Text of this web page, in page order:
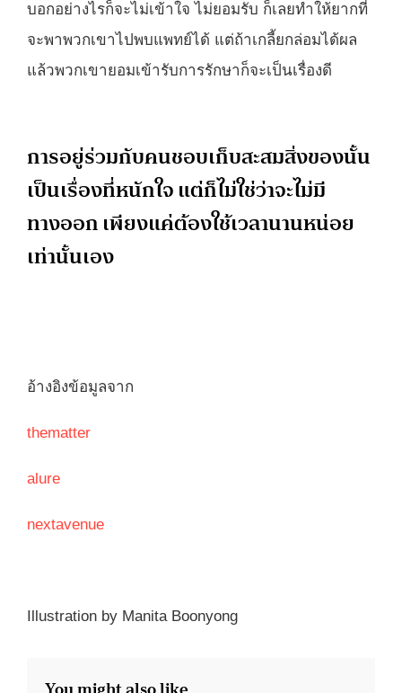
บอกอย่างไรก็จะไม่เข้าใจ ไม่ยอมรับ ก็เลยทำให้ยากที่
จะพาพวกเขาไปพบแพทย์ได้ แต่ถ้าเกลี้ยกล่อมได้ผล
แล้วพวกเขายอมเข้ารับการรักษาก็จะเป็นเรื่องดี
การอยู่ร่วมกับคนชอบเก็บสะสมสิ่งของนั้น
เป็นเรื่องที่หนักใจ แต่ก็ไม่ใช่ว่าจะไม่มี
ทางออก เพียงแค่ต้องใช้เวลานานหน่อย
เท่านั้นเอง
อ้างอิงข้อมูลจาก
thematter
alure
nextavenue
Illustration by Manita Boonyong